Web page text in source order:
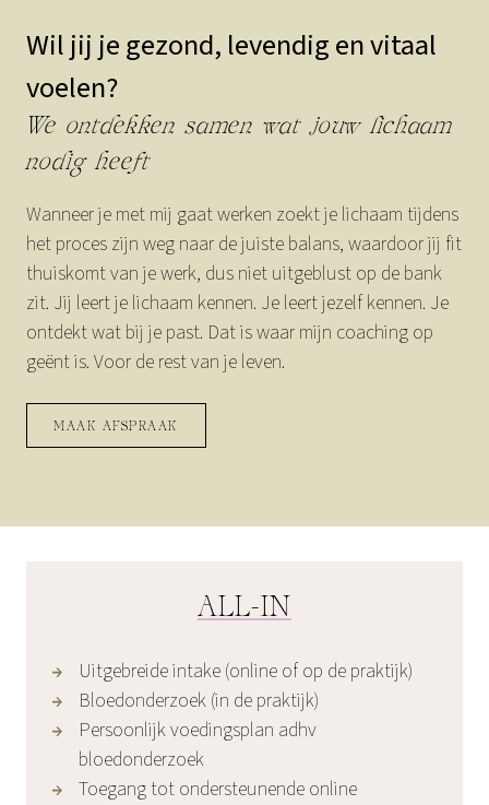
Wil jij je gezond, levendig en vitaal
voelen?
We ontdekken samen wat jouw lichaam
nodig heeft
Wanneer je met mij gaat werken zoekt je lichaam tijdens
het proces zijn weg naar de juiste balans, waardoor jij fit
thuiskomt van je werk, dus niet uitgeblust op de bank
zit. Jij leert je lichaam kennen. Je leert jezelf kennen. Je
ontdekt wat bij je past. Dat is waar mijn coaching op
geënt is. Voor de rest van je leven.
MAAK AFSPRAAK
ALL-IN
Uitgebreide intake (online of op de praktijk)
Bloedonderzoek (in de praktijk)
Persoonlijk voedingsplan adhv
bloedonderzoek
Toegang tot ondersteunende online